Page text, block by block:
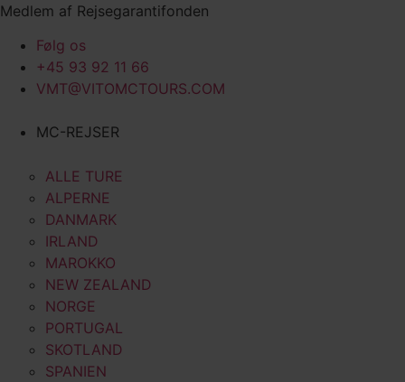
Videre
indhold
Medlem af Rejsegarantifonden
Følg os
+45 93 92 11 66
VMT@VITOMCTOURS.COM
MC-REJSER
ALLE TURE
ALPERNE
DANMARK
IRLAND
MAROKKO
NEW ZEALAND
NORGE
PORTUGAL
SKOTLAND
SPANIEN